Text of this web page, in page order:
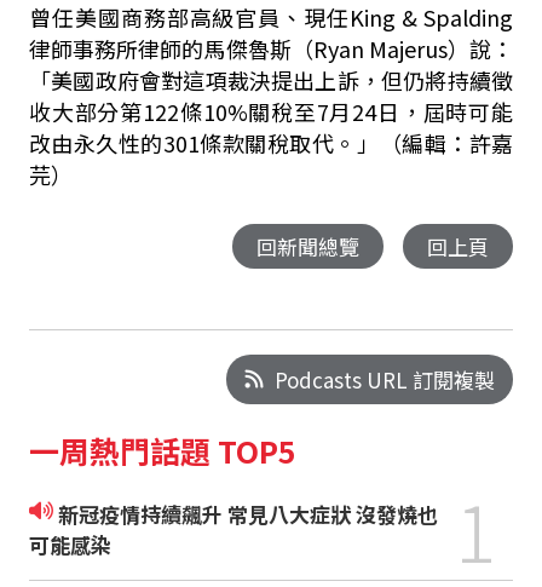
曾任美國商務部高級官員、現任King & Spalding
律師事務所律師的馬傑魯斯（Ryan Majerus）說：
「美國政府會對這項裁決提出上訴，但仍將持續徵
收大部分第122條10%關稅至7月24日，屆時可能
改由永久性的301條款關稅取代。」（編輯：許嘉
芫）
回新聞總覽 回上頁
Podcasts URL 訂閱複製
一周熱門話題 TOP5
新冠疫情持續飆升 常見八大症狀 沒發燒也
可能感染
1